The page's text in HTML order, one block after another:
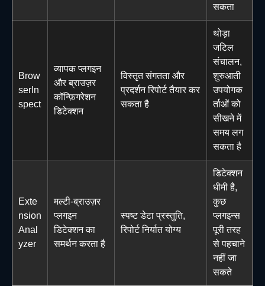
सकता
Brow
serIn
spect
व्यापक प्लगइन
और ब्राउज़र
कॉन्फ़िगरेशन
डिटेक्शन
विस्तृत संगतता और
प्रदर्शन रिपोर्ट तैयार कर
सकता है
थोड़ा
जटिल
संचालन,
शुरुआती
उपयोगक
र्ताओं को
सीखने में
समय लग
सकता है
Exte
nsion
Anal
yzer
मल्टी-ब्राउज़र
प्लगइन
डिटेक्शन का
समर्थन करता है
स्पष्ट डेटा प्रस्तुति,
रिपोर्ट निर्यात योग्य
डिटेक्शन
धीमी है,
कुछ
प्लगइन्स
पूरी तरह
से पहचाने
नहीं जा
सकते